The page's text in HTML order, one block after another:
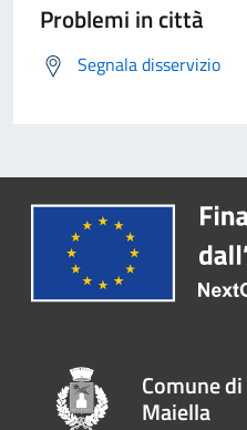
Problemi in città
Segnala disservizio
Comune
Maiella